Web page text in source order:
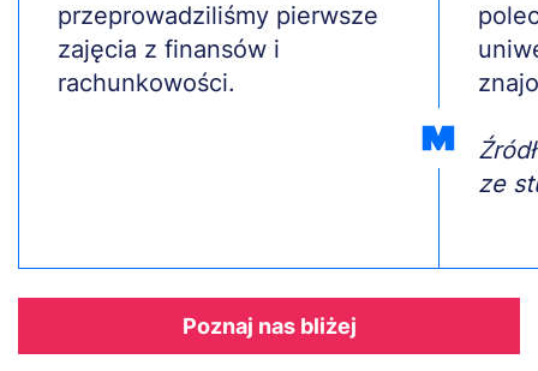
przeprowadziliśmy pierwsze
zajęcia z finansów i
rachunkowości.
ze
Poznaj nas bliżej